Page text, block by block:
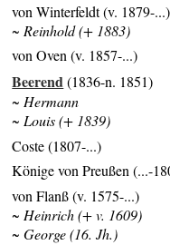
von Winterfeldt (v. 1879-...)
~ Reinhold (+ 1883)
von Oven (v. 1857-...)
Beerend(1836-n. 1851)
~ Hermann
~ Louis (+ 1839)
Coste (1807-...)
Könige von Preußen (...-
von Flanß (v. 1575-...)
~ Heinrich (+ v. 1609)
~ George (16. Jh.)